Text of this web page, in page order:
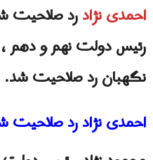
احمدی نژادرد صلاحیت
رئیس دولت نهم و دهم ،
نگهبان رد صلاحیت شد.
احمدی نژاد رد صلاحیت